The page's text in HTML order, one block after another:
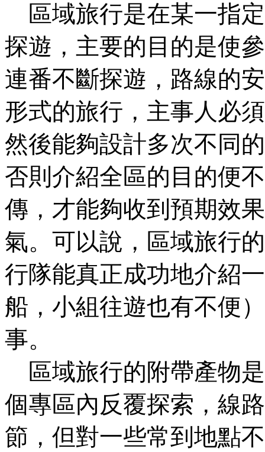
區域旅行是在某一指
探遊，主要的目的是使
連番不斷探遊，路線的
形式的旅行，主事人必
然後能夠設計多次不同
否則介紹全區的目的便
傳，才能夠收到預期效
氣。可以說，區域旅行
行隊能真正成功地介紹
船，小組往遊也有不便
事。
區域旅行的附帶產物
個專區內反覆探索，線
節，但對一些常到地點